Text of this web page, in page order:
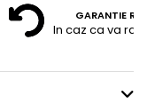
GARANTIE
In caz ca va